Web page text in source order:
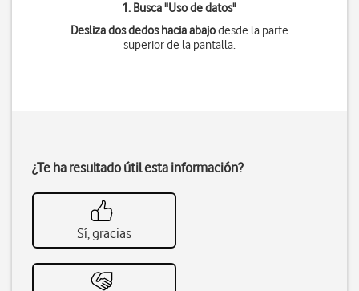
1. Busca "Uso de datos"
Desliza dos dedos hacia abajodesde la parte
superior de la pantalla.
¿Te ha resultado útil esta información?
Sí, gracias